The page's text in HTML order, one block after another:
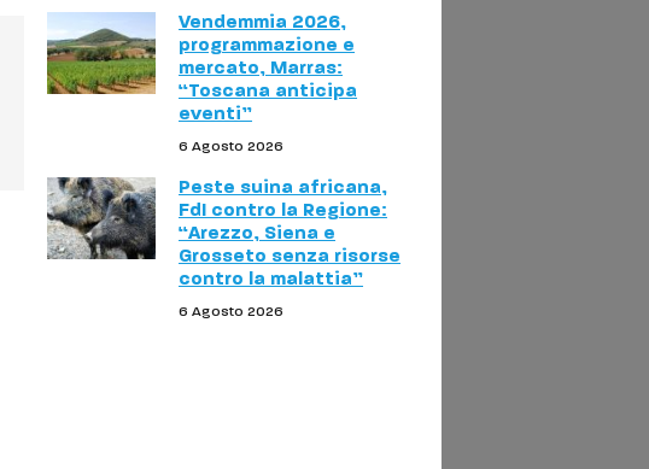
Vendemmia 2026,
programmazione e
mercato, Marras:
“Toscana anticipa
eventi”
6 Agosto 2026
Peste suina africana,
FdI contro la Regione:
“Arezzo, Siena e
Grosseto senza risorse
contro la malattia”
6 Agosto 2026